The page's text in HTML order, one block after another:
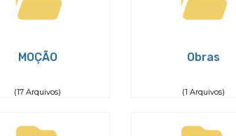
MOÇÃO
(17 Arquivos)
Obras
(1 Arquivos)